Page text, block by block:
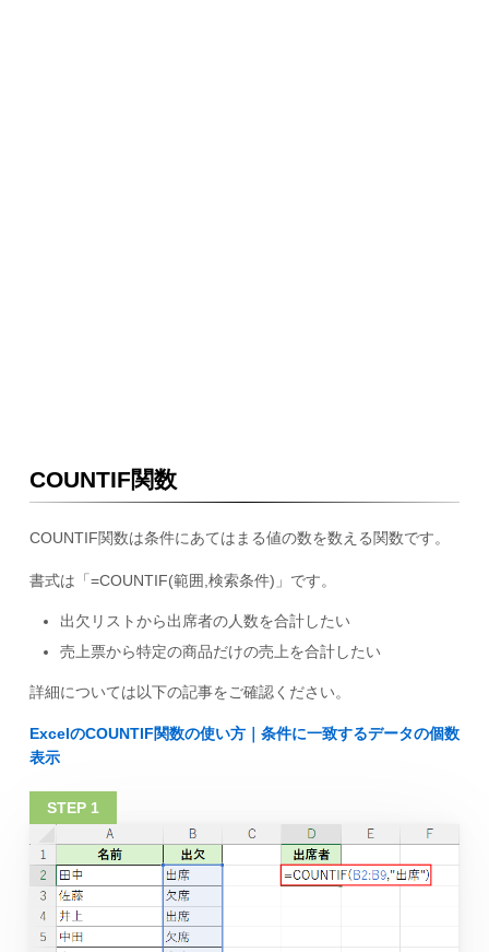
COUNTIF関数
COUNTIF関数は条件にあてはまる値の数を数える関数です。
書式は「=COUNTIF(範囲,検索条件)」です。
出欠リストから出席者の人数を合計したい
売上票から特定の商品だけの売上を合計したい
詳細については以下の記事をご確認ください。
ExcelのCOUNTIF関数の使い方｜条件に一致するデータの個数
表示